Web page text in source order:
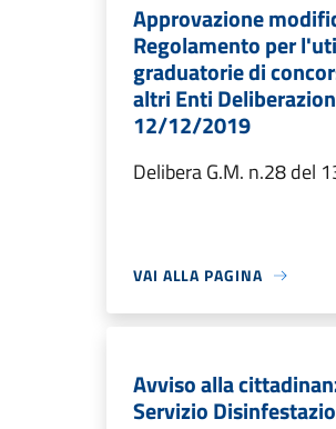
Approvazione
Regolamento per
graduatorie di
altri Enti
12/12/2019
Delibera G.M. n.28 del
VAI ALLA PAGINA
Avviso alla
Servizio